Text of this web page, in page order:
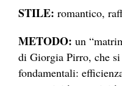
STILE: romantico,
METODO: un
di Giorgia Pirro, che
fondamentali: